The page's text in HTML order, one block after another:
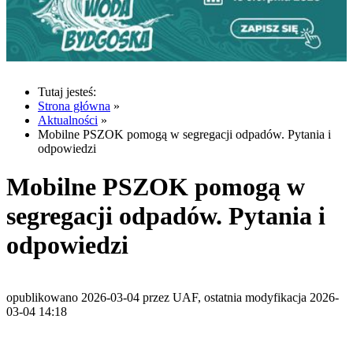
Tutaj jesteś:
Strona główna »
Aktualności »
Mobilne PSZOK pomogą w segregacji odpadów. Pytania i
odpowiedzi
Mobilne PSZOK pomogą w
segregacji odpadów. Pytania i
odpowiedzi
opublikowano 2026-03-04 przez UAF, ostatnia modyfikacja 2026-
03-04 14:18